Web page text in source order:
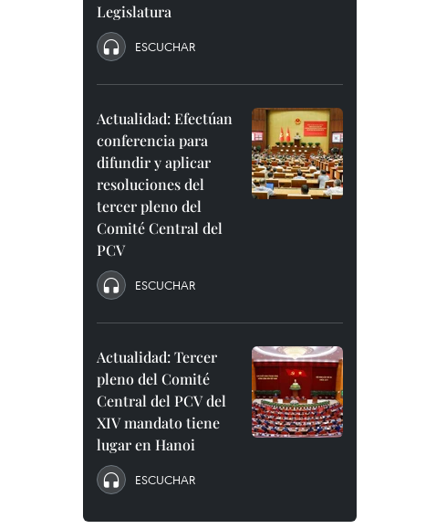
Legislatura
ESCUCHAR
Actualidad: Efectúan
conferencia para
difundir y aplicar
resoluciones del
tercer pleno del
Comité Central del
PCV
ESCUCHAR
Actualidad: Tercer
pleno del Comité
Central del PCV del
XIV mandato tiene
lugar en Hanoi
ESCUCHAR